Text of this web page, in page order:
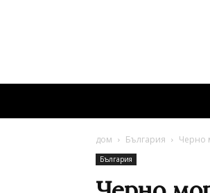
дом България Черно
България